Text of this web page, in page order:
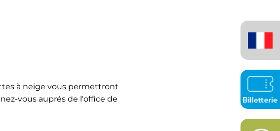
à neige vous permettront
vous auprés de l'office de